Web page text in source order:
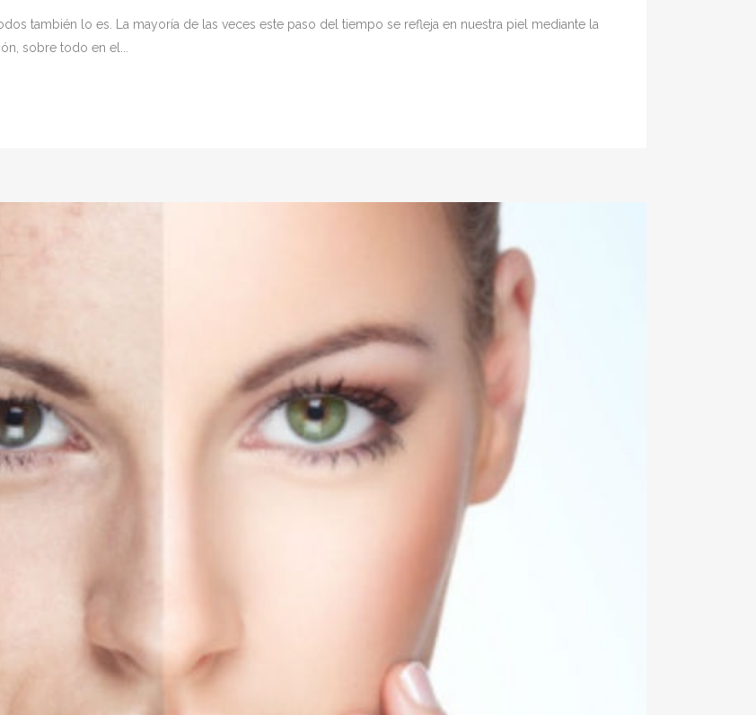
también lo es. La mayoría de las veces este paso del tiempo se refleja en nuestra piel mediante la
sobre todo en el...